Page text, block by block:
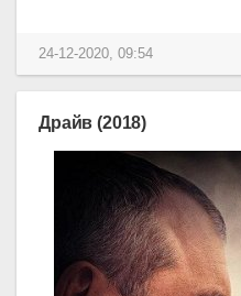
24-12-2020, 09:54
Драйв (2018)